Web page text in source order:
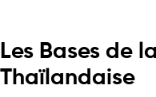
Les Bases de
Thaïlandaise